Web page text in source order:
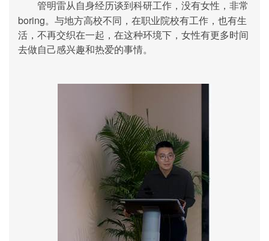
管明雷从自身经历谈到科研工作，没有女性，非常
boring。与地方高校不同，在职业院校有工作，也有生
活，不再交织在一起，在这种环境下，女性有更多时间
去做自己感兴趣和热爱的事情。